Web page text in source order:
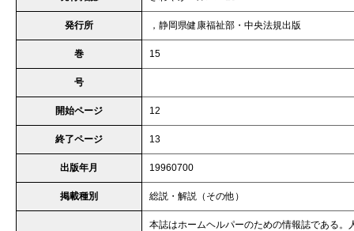
発行所 ，静岡県健康福祉部・中央法規出版
巻 15
号
開始ページ 12
終了ページ 13
出版年月 19960700
掲載種別 総説・解説（その他）
本誌はホームヘルパーのための情報誌である。